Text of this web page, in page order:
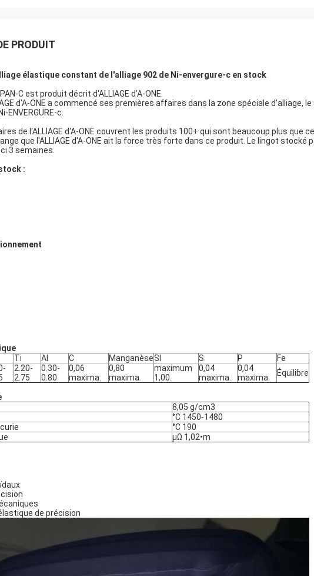
PRODUIT
élastique constant de l'alliage 902 de Ni-envergure-c en stock
C est produit décrit d'ALLIAGE d'A-ONE.
d'A-ONE a commencé ses premières affaires dans la zone spéciale d'alliage,
ENVERGURE-c.
de l'ALLIAGE d'A-ONE couvrent les produits 100+ qui sont beaucoup plus que
que l'ALLIAGE d'A-ONE ait la force très forte dans ce produit. Le lingot stocké
3 semaines.
:
Ti Al C ManganèseSI S P
Fe
2.20-
2.75
0.30-
0.80
0,06
maxima.
0,80
maxima.
maximum
1,00.
0,04
maxima.
0,04
maxima.
Équilibre
8,05 g/cm3
°C 1450-1480
°C 190
µΩ 1,02•m
de précision